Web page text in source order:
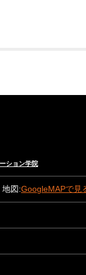
ション学院
図:GoogleMAPで見